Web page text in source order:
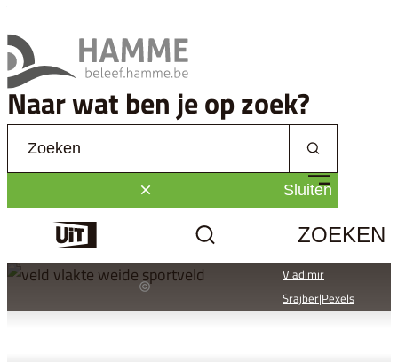
Beleef Hamme
Naar wat ben je op zoek?
Zoeken
Sluiten
ZOEKEN
MENU
Vladimir
Srajber|Pexels